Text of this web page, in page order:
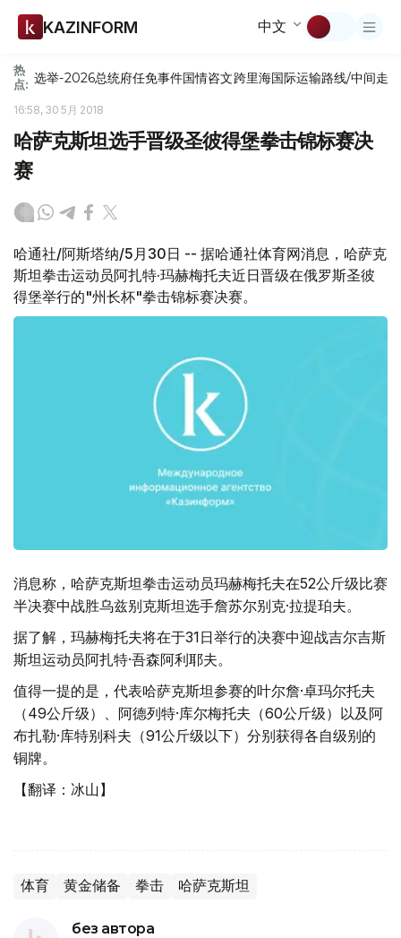
KAZINFORM 中文
热
点: 选举-2026总统府任免事件国情咨文跨里海国际运输路线/中间走廊
16:58, 30 5月 2018
哈萨克斯坦选手晋级圣彼得堡拳击锦标赛决
赛
哈通社/阿斯塔纳/5月30日 -- 据哈通社体育网消息，哈萨克
斯坦拳击运动员阿扎特·玛赫梅托夫近日晋级在俄罗斯圣彼
得堡举行的"州长杯"拳击锦标赛决赛。
消息称，哈萨克斯坦拳击运动员玛赫梅托夫在52公斤级比赛
半决赛中战胜乌兹别克斯坦选手詹苏尔别克·拉提珀夫。
据了解，玛赫梅托夫将在于31日举行的决赛中迎战吉尔吉斯
斯坦运动员阿扎特·吾森阿利耶夫。
值得一提的是，代表哈萨克斯坦参赛的叶尔詹·卓玛尔托夫
（49公斤级）、阿德列特·库尔梅托夫（60公斤级）以及阿
布扎勒·库特别科夫（91公斤级以下）分别获得各自级别的
铜牌。
【翻译：冰山】
体育 黄金储备 拳击 哈萨克斯坦
без автора